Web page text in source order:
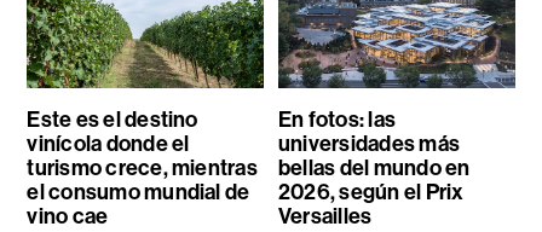
Este es el destino
vinícola donde el
turismo crece, mientras
el consumo mundial de
vino cae
En fotos: las
universidades más
bellas del mundo en
2026, según el Prix
Versailles